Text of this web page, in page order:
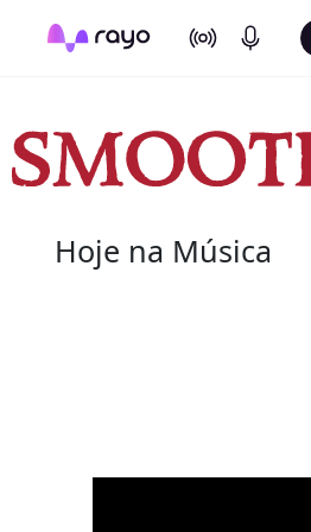
On Air Podcasts
Hoje na Música